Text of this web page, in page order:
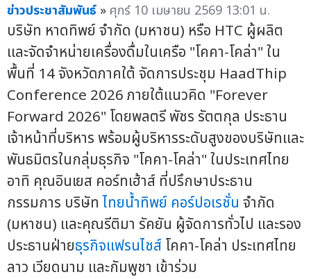
ข่าวประชาสัมพันธ์ » ศุกร์ 10 เมษายน 2569 13:01 น.
บริษัท หาดทิพย์ จำกัด (มหาชน) หรือ HTC ผู้ผลิต
และจัดจำหน่ายเครื่องดื่มในเครือ "โคคา-โคล่า" ใน
พื้นที่ 14 จังหวัดภาคใต้ จัดการประชุม HaadThip
Conference 2026 ภายใต้แนวคิด "Forever
Forward 2026" โดยพลตรี พัชร รัตตกุล ประธาน
เจ้าหน้าที่บริหาร พร้อมผู้บริหารระดับสูงของบริษัทและ
พันธมิตรในกลุ่มธุรกิจ "โคคา-โคล่า" ในประเทศไทย
อาทิ คุณอินเยส คอร์ทเฮ้าส์ ที่ปรึกษาประธาน
กรรมการ บริษัทไทยน้ำทิพย์ คอร์ปอเรชั่น จำกัด
(มหาชน) และคุณรีติมา รัคยัน ผู้จัดการทั่วไป และรอง
ประธานฝ่ายธุรกิจแฟรนไชส์ โคคา-โคล่า ประเทศไทย
ลาว เวียดนาม และกัมพูชา เข้าร่วม